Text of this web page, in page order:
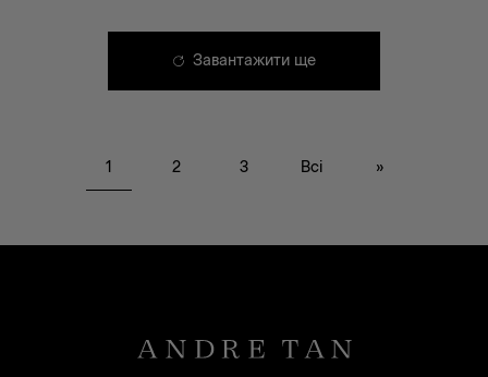
Завантажити ще
1 2 3 Всі »